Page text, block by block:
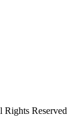
Rights Reserved